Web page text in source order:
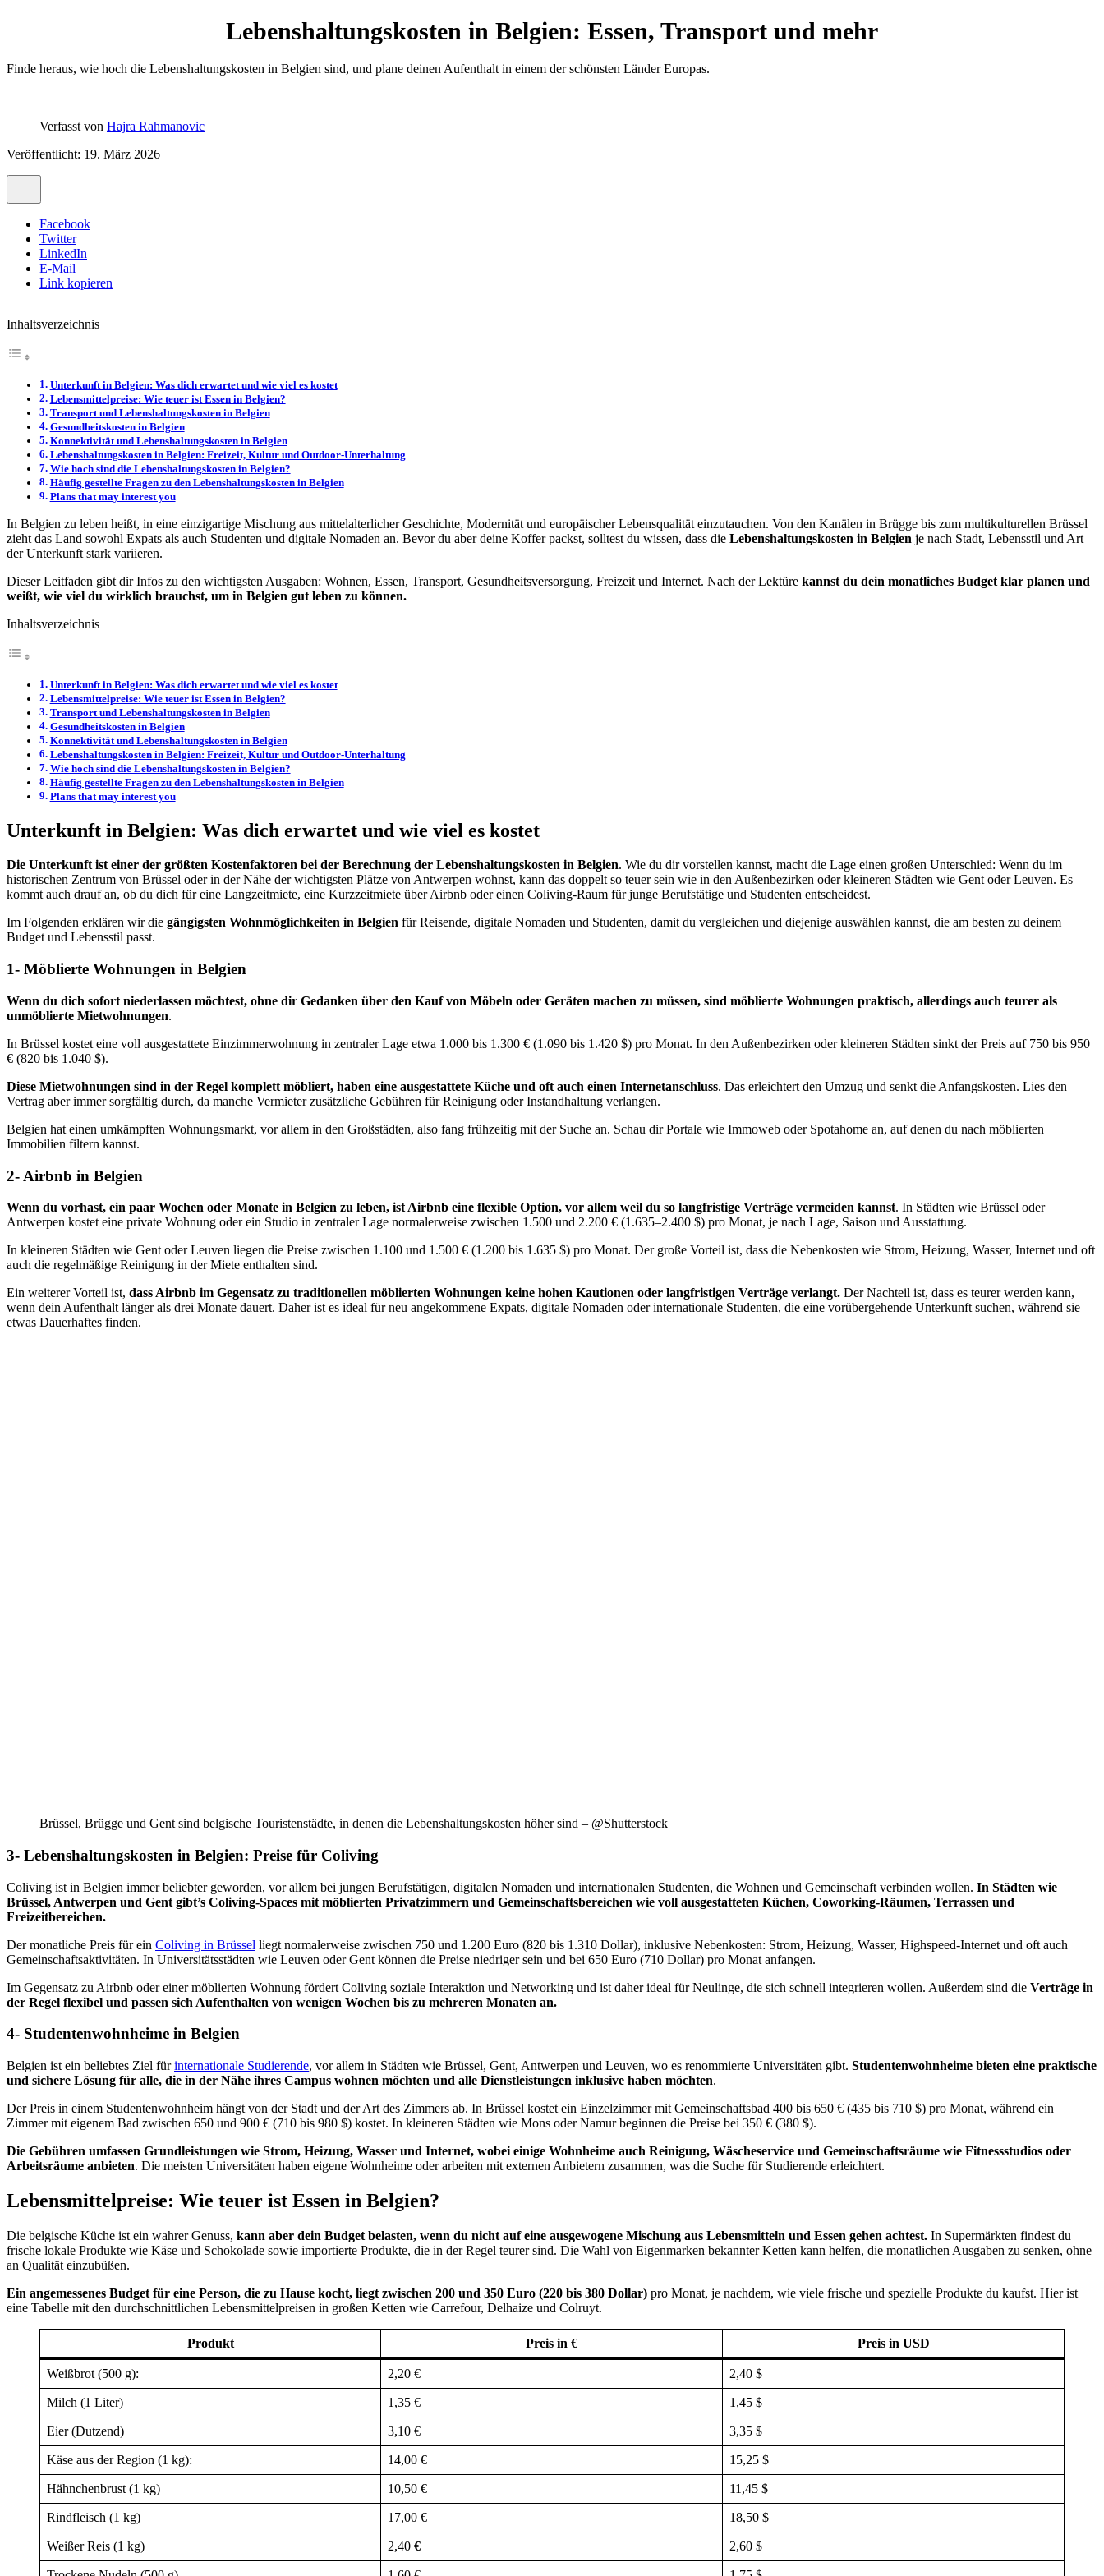
Lebenshaltungskosten in Belgien: Essen, Transport und mehr
Finde heraus, wie hoch die Lebenshaltungskosten in Belgien sind, und plane deinen Aufenthalt in einem der schönsten Länder Europas.
Verfasst von Hajra Rahmanovic
Veröffentlicht: 19. März 2026
Facebook
Twitter
LinkedIn
E-Mail
Link kopieren
Inhaltsverzeichnis
Unterkunft in Belgien: Was dich erwartet und wie viel es kostet
Lebensmittelpreise: Wie teuer ist Essen in Belgien?
Transport und Lebenshaltungskosten in Belgien
Gesundheitskosten in Belgien
Konnektivität und Lebenshaltungskosten in Belgien
Lebenshaltungskosten in Belgien: Freizeit, Kultur und Outdoor-Unterhaltung
Wie hoch sind die Lebenshaltungskosten in Belgien?
Häufig gestellte Fragen zu den Lebenshaltungskosten in Belgien
Plans that may interest you
In Belgien zu leben heißt, in eine einzigartige Mischung aus mittelalterlicher Geschichte, Modernität und europäischer Lebensqualität einzutauchen. Von den Kanälen in Brügge bis zum multikulturellen Brüssel
zieht das Land sowohl Expats als auch Studenten und digitale Nomaden an. Bevor du aber deine Koffer packst, solltest du wissen, dass die Lebenshaltungskosten in Belgien je nach Stadt, Lebensstil und Art
der Unterkunft stark variieren.
Dieser Leitfaden gibt dir Infos zu den wichtigsten Ausgaben: Wohnen, Essen, Transport, Gesundheitsversorgung, Freizeit und Internet. Nach der Lektüre kannst du dein monatliches Budget klar planen und
weißt, wie viel du wirklich brauchst, um in Belgien gut leben zu können.
Inhaltsverzeichnis
Unterkunft in Belgien: Was dich erwartet und wie viel es kostet
Lebensmittelpreise: Wie teuer ist Essen in Belgien?
Transport und Lebenshaltungskosten in Belgien
Gesundheitskosten in Belgien
Konnektivität und Lebenshaltungskosten in Belgien
Lebenshaltungskosten in Belgien: Freizeit, Kultur und Outdoor-Unterhaltung
Wie hoch sind die Lebenshaltungskosten in Belgien?
Häufig gestellte Fragen zu den Lebenshaltungskosten in Belgien
Plans that may interest you
Unterkunft in Belgien: Was dich erwartet und wie viel es kostet
Die Unterkunft ist einer der größten Kostenfaktoren bei der Berechnung der Lebenshaltungskosten in Belgien. Wie du dir vorstellen kannst, macht die Lage einen großen Unterschied: Wenn du im
historischen Zentrum von Brüssel oder in der Nähe der wichtigsten Plätze von Antwerpen wohnst, kann das doppelt so teuer sein wie in den Außenbezirken oder kleineren Städten wie Gent oder Leuven. Es
kommt auch drauf an, ob du dich für eine Langzeitmiete, eine Kurzzeitmiete über Airbnb oder einen Coliving-Raum für junge Berufstätige und Studenten entscheidest.
Im Folgenden erklären wir die gängigsten Wohnmöglichkeiten in Belgien für Reisende, digitale Nomaden und Studenten, damit du vergleichen und diejenige auswählen kannst, die am besten zu deinem
Budget und Lebensstil passt.
1- Möblierte Wohnungen in Belgien
Wenn du dich sofort niederlassen möchtest, ohne dir Gedanken über den Kauf von Möbeln oder Geräten machen zu müssen, sind möblierte Wohnungen praktisch, allerdings auch teurer als
unmöblierte Mietwohnungen.
In Brüssel kostet eine voll ausgestattete Einzimmerwohnung in zentraler Lage etwa 1.000 bis 1.300 € (1.090 bis 1.420 $) pro Monat. In den Außenbezirken oder kleineren Städten sinkt der Preis auf 750 bis 950
€ (820 bis 1.040 $).
Diese Mietwohnungen sind in der Regel komplett möbliert, haben eine ausgestattete Küche und oft auch einen Internetanschluss. Das erleichtert den Umzug und senkt die Anfangskosten. Lies den
Vertrag aber immer sorgfältig durch, da manche Vermieter zusätzliche Gebühren für Reinigung oder Instandhaltung verlangen.
Belgien hat einen umkämpften Wohnungsmarkt, vor allem in den Großstädten, also fang frühzeitig mit der Suche an. Schau dir Portale wie Immoweb oder Spotahome an, auf denen du nach möblierten
Immobilien filtern kannst.
2- Airbnb in Belgien
Wenn du vorhast, ein paar Wochen oder Monate in Belgien zu leben, ist Airbnb eine flexible Option, vor allem weil du so langfristige Verträge vermeiden kannst. In Städten wie Brüssel oder
Antwerpen kostet eine private Wohnung oder ein Studio in zentraler Lage normalerweise zwischen 1.500 und 2.200 € (1.635–2.400 $) pro Monat, je nach Lage, Saison und Ausstattung.
In kleineren Städten wie Gent oder Leuven liegen die Preise zwischen 1.100 und 1.500 € (1.200 bis 1.635 $) pro Monat. Der große Vorteil ist, dass die Nebenkosten wie Strom, Heizung, Wasser, Internet und oft
auch die regelmäßige Reinigung in der Miete enthalten sind.
Ein weiterer Vorteil ist, dass Airbnb im Gegensatz zu traditionellen möblierten Wohnungen keine hohen Kautionen oder langfristigen Verträge verlangt. Der Nachteil ist, dass es teurer werden kann,
wenn dein Aufenthalt länger als drei Monate dauert. Daher ist es ideal für neu angekommene Expats, digitale Nomaden oder internationale Studenten, die eine vorübergehende Unterkunft suchen, während sie
etwas Dauerhaftes finden.
Brüssel, Brügge und Gent sind belgische Touristenstädte, in denen die Lebenshaltungskosten höher sind – @Shutterstock
3- Lebenshaltungskosten in Belgien: Preise für Coliving
Coliving ist in Belgien immer beliebter geworden, vor allem bei jungen Berufstätigen, digitalen Nomaden und internationalen Studenten, die Wohnen und Gemeinschaft verbinden wollen. In Städten wie
Brüssel, Antwerpen und Gent gibt’s Coliving-Spaces mit möblierten Privatzimmern und Gemeinschaftsbereichen wie voll ausgestatteten Küchen, Coworking-Räumen, Terrassen und
Freizeitbereichen.
Der monatliche Preis für ein Coliving in Brüssel liegt normalerweise zwischen 750 und 1.200 Euro (820 bis 1.310 Dollar), inklusive Nebenkosten: Strom, Heizung, Wasser, Highspeed-Internet und oft auch
Gemeinschaftsaktivitäten. In Universitätsstädten wie Leuven oder Gent können die Preise niedriger sein und bei 650 Euro (710 Dollar) pro Monat anfangen.
Im Gegensatz zu Airbnb oder einer möblierten Wohnung fördert Coliving soziale Interaktion und Networking und ist daher ideal für Neulinge, die sich schnell integrieren wollen. Außerdem sind die Verträge in
der Regel flexibel und passen sich Aufenthalten von wenigen Wochen bis zu mehreren Monaten an.
4- Studentenwohnheime in Belgien
Belgien ist ein beliebtes Ziel fürinternationale Studierende, vor allem in Städten wie Brüssel, Gent, Antwerpen und Leuven, wo es renommierte Universitäten gibt. Studentenwohnheime bieten eine praktische
und sichere Lösung für alle, die in der Nähe ihres Campus wohnen möchten und alle Dienstleistungen inklusive haben möchten.
Der Preis in einem Studentenwohnheim hängt von der Stadt und der Art des Zimmers ab. In Brüssel kostet ein Einzelzimmer mit Gemeinschaftsbad 400 bis 650 € (435 bis 710 $) pro Monat, während ein
Zimmer mit eigenem Bad zwischen 650 und 900 € (710 bis 980 $) kostet. In kleineren Städten wie Mons oder Namur beginnen die Preise bei 350 € (380 $).
Die Gebühren umfassen Grundleistungen wie Strom, Heizung, Wasser und Internet, wobei einige Wohnheime auch Reinigung, Wäscheservice und Gemeinschaftsräume wie Fitnessstudios oder
Arbeitsräume anbieten. Die meisten Universitäten haben eigene Wohnheime oder arbeiten mit externen Anbietern zusammen, was die Suche für Studierende erleichtert.
Lebensmittelpreise: Wie teuer ist Essen in Belgien?
Die belgische Küche ist ein wahrer Genuss, kann aber dein Budget belasten, wenn du nicht auf eine ausgewogene Mischung aus Lebensmitteln und Essen gehen achtest. In Supermärkten findest du
frische lokale Produkte wie Käse und Schokolade sowie importierte Produkte, die in der Regel teurer sind. Die Wahl von Eigenmarken bekannter Ketten kann helfen, die monatlichen Ausgaben zu senken, ohne
an Qualität einzubüßen.
Ein angemessenes Budget für eine Person, die zu Hause kocht, liegt zwischen 200 und 350 Euro (220 bis 380 Dollar) pro Monat, je nachdem, wie viele frische und spezielle Produkte du kaufst. Hier ist
eine Tabelle mit den durchschnittlichen Lebensmittelpreisen in großen Ketten wie Carrefour, Delhaize und Colruyt.
Produkt Preis in € Preis in USD
Weißbrot (500 g): 2,20 € 2,40 $
Milch (1 Liter) 1,35 € 1,45 $
Eier (Dutzend) 3,10 € 3,35 $
Käse aus der Region (1 kg): 14,00 € 15,25 $
Hähnchenbrust (1 kg) 10,50 € 11,45 $
Rindfleisch (1 kg) 17,00 € 18,50 $
Weißer Reis (1 kg) 2,40 € 2,60 $